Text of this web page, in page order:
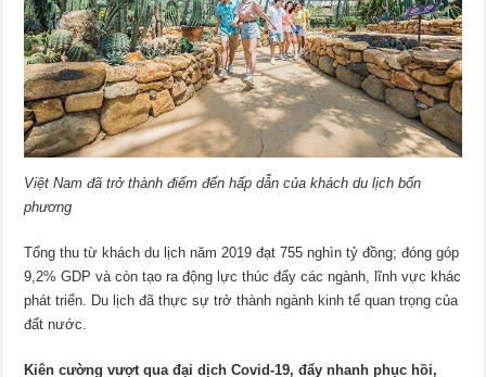
Việt Nam đã trở thành điểm đến hấp dẫn của khách du lịch bốn
phương
Tổng thu từ khách du lịch năm 2019 đạt 755 nghìn tỷ đồng; đóng góp
9,2% GDP và còn tạo ra động lực thúc đẩy các ngành, lĩnh vực khác
phát triển. Du lịch đã thực sự trở thành ngành kinh tế quan trọng của
đất nước.
Kiên cường vượt qua đại dịch Covid-19, đẩy nhanh phục hồi,